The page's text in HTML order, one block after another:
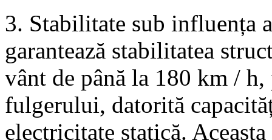
3. Stabilitate sub influența
garantează stabilitatea
vânt de până la 180 km /
fulgerului, datorită
electricitate statică.